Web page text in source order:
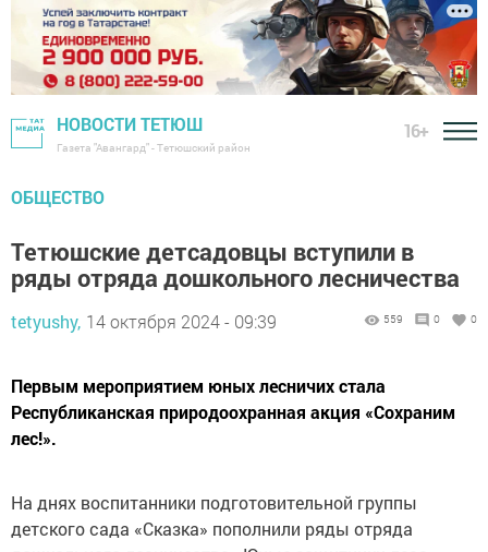
НОВОСТИ ТЕТЮШ
Газета "Авангард" - Тетюшский район
16+
ОБЩЕСТВО
Тетюшские детсадовцы вступили в
ряды отряда дошкольного лесничества
tetyushy, 14 октября 2024 - 09:39 559 0 0
Первым мероприятием юных лесничих стала
Республиканская природоохранная акция «Сохраним
лес!».
На днях воспитанники подготовительной группы
детского сада «Сказка» пополнили ряды отряда